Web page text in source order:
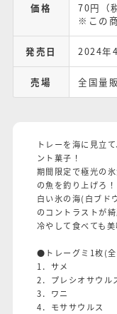
価格
70円（
※この
発売日 2024年
売場 全国量
トレーを海に見立
ント菓子！
期間限定で極光の
の魚を釣り上げろ！
白い氷の海(白ブド
のコントラストが綺
冷やして食べても美
●トレーグミ1枚(
1．サメ
2．プレシオサウル
3．ワニ
4．モササウルス